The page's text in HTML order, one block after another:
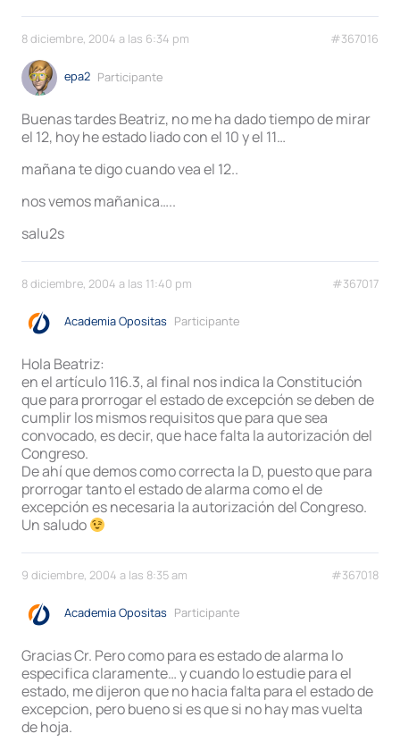
8 diciembre, 2004 a las 6:34 pm #367016
epa2 Participante
Buenas tardes Beatriz, no me ha dado tiempo de mirar
el 12, hoy he estado liado con el 10 y el 11…
mañana te digo cuando vea el 12..
nos vemos mañanica…..
salu2s
8 diciembre, 2004 a las 11:40 pm #367017
Academia Opositas Participante
Hola Beatriz:
en el artículo 116.3, al final nos indica la Constitución
que para prorrogar el estado de excepción se deben de
cumplir los mismos requisitos que para que sea
convocado, es decir, que hace falta la autorización del
Congreso.
De ahí que demos como correcta la D, puesto que para
prorrogar tanto el estado de alarma como el de
excepción es necesaria la autorización del Congreso.
Un saludo
9 diciembre, 2004 a las 8:35 am #367018
Academia Opositas Participante
Gracias Cr. Pero como para es estado de alarma lo
especifica claramente… y cuando lo estudie para el
estado, me dijeron que no hacia falta para el estado de
excepcion, pero bueno si es que si no hay mas vuelta
de hoja.